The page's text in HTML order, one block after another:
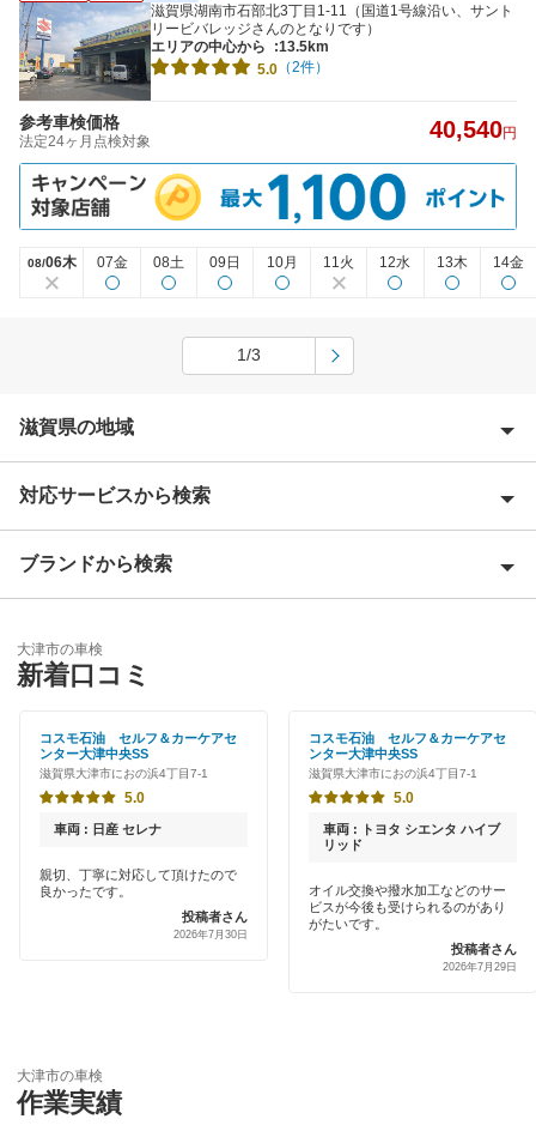
滋賀県湖南市石部北3丁目1-11（国道1号線沿い、サント
リービバレッジさんのとなりです）
エリアの中心から
:13.5km
5.0 （2件）
参考車検価格
法定24ヶ月点検対象 40,540円
08/06木 07金 08土 09日 10月 11火 12水 13木 14金
1/3
滋賀県の地域
犬上郡
近江八幡市
蒲生郡
草津市
甲賀市
湖南市
高島市
長浜市
守山市
対応サービスから検索
Award 受賞店
特典あり
クレジットカードOK
120分以内の車検
ブランドから検索
JOYCAL（ジョイカル）
車検のコバック
ミタニ車検
ウルトラ車検
大津市の車検
新着口コミ
コスモ石油 セルフ＆カーケアセ
ンター大津中央SS
滋賀県大津市におの浜4丁目7-1
5.0
車両 : 日産 セレナ
親切、丁寧に対応して頂けたので
良かったです。
投稿者さん
2026年7月30日
コスモ石油 セルフ＆カーケアセ
ンター大津中央SS
滋賀県大津市におの浜4丁目7-1
5.0
車両 : トヨタ シエンタ ハイブ
リッド
オイル交換や撥水加工などのサー
ビスが今後も受けられるのがあり
がたいです。
投稿者さん
2026年7月29日
大津市の車検
作業実績